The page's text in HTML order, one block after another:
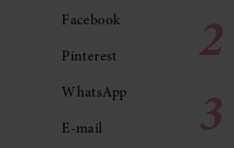
Facebook
Pinterest
WhatsApp
E-mail
2
3